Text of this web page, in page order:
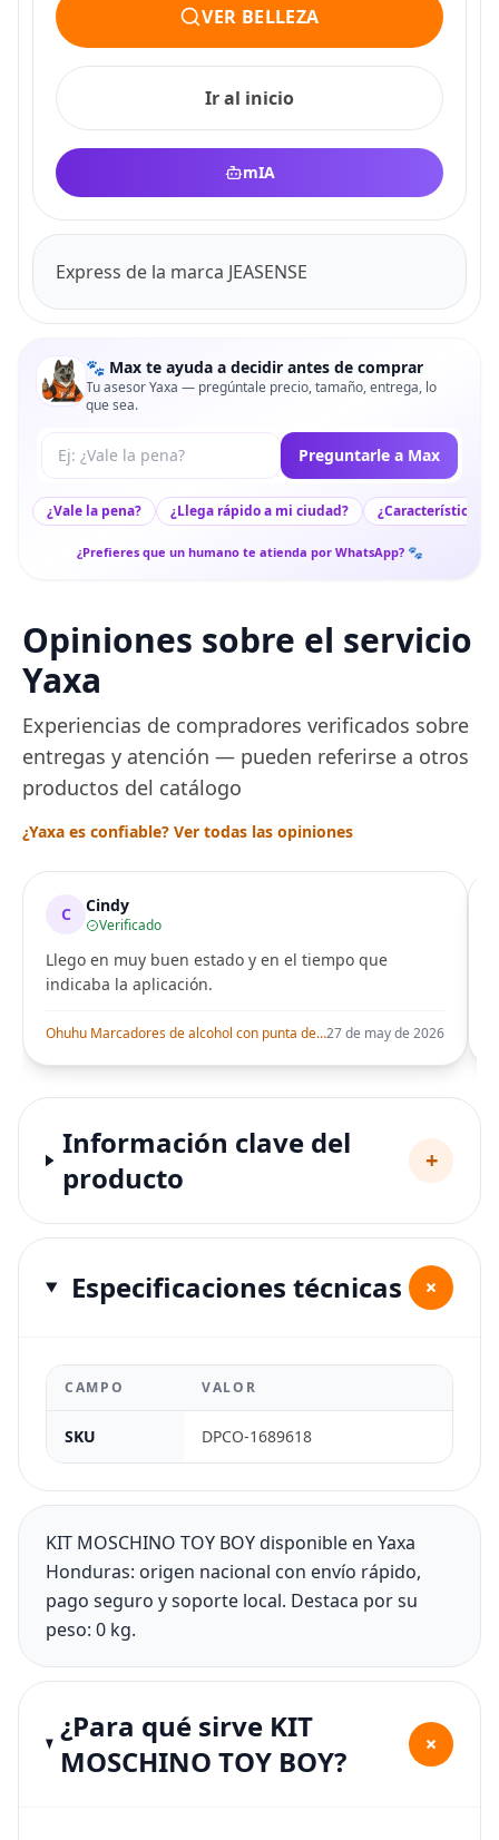
VER BELLEZA
Ir al inicio
mIA
Express de la marca JEASENSE
🐾 Max te ayuda a decidir antes de comprar
Tu asesor Yaxa — pregúntale precio, tamaño, entrega, lo
que sea.
Tu pregunta a Max Preguntarle a Max
¿Vale la pena? ¿Llega rápido a mi ciudad? ¿Características
¿Prefieres que un humano te atienda por WhatsApp? 🐾
Opiniones sobre el servicio
Yaxa
Experiencias de compradores verificados sobre
entregas y atención — pueden referirse a otros
productos del catálogo
¿Yaxa es confiable? Ver todas las opiniones
C Cindy
Verificado
Llego en muy buen estado y en el tiempo que
indicaba la aplicación.
Ohuhu Marcadores de alcohol con punta de pincel – Juego de marcadores artísticos de doble punta con certificación AP para artistas adultos27 de may de 2026
Información clave del
producto
+
Especificaciones técnicas +
CAMPO VALOR
SKU DPCO-1689618
KIT MOSCHINO TOY BOY disponible en Yaxa
Honduras: origen nacional con envío rápido,
pago seguro y soporte local. Destaca por su
peso: 0 kg.
¿Para qué sirve KIT
MOSCHINO TOY BOY?
+